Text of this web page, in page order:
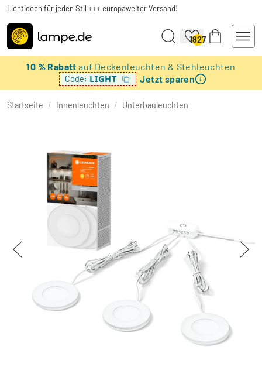
Lichtideen für jeden Stil +++ europaweiter Versand!
1827
10 % Rabattauf Deckenleuchten & Stehleuchten
Code: LIGHT Jetzt sparen
Startseite / Innenleuchten / Unterbauleuchten